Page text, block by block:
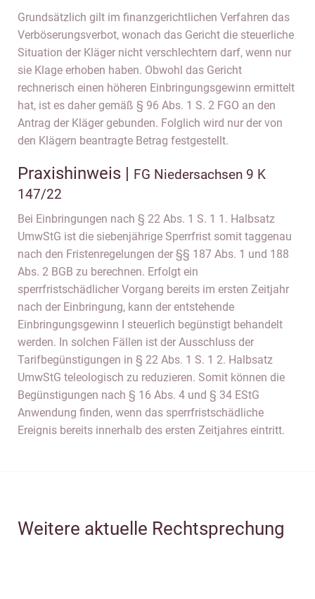
Grundsätzlich gilt im finanzgerichtlichen Verfahren das
Verböserungsverbot, wonach das Gericht die steuerliche
Situation der Kläger nicht verschlechtern darf, wenn nur
sie Klage erhoben haben. Obwohl das Gericht
rechnerisch einen höheren Einbringungsgewinn ermittelt
hat, ist es daher gemäß § 96 Abs. 1 S. 2 FGO an den
Antrag der Kläger gebunden. Folglich wird nur der von
den Klägern beantragte Betrag festgestellt.
Praxishinweis | FG Niedersachsen 9 K
147/22
Bei Einbringungen nach § 22 Abs. 1 S. 1 1. Halbsatz
UmwStG ist die siebenjährige Sperrfrist somit taggenau
nach den Fristenregelungen der §§ 187 Abs. 1 und 188
Abs. 2 BGB zu berechnen. Erfolgt ein
sperrfristschädlicher Vorgang bereits im ersten Zeitjahr
nach der Einbringung, kann der entstehende
Einbringungsgewinn I steuerlich begünstigt behandelt
werden. In solchen Fällen ist der Ausschluss der
Tarifbegünstigungen in § 22 Abs. 1 S. 1 2. Halbsatz
UmwStG teleologisch zu reduzieren. Somit können die
Begünstigungen nach § 16 Abs. 4 und § 34 EStG
Anwendung finden, wenn das sperrfristschädliche
Ereignis bereits innerhalb des ersten Zeitjahres eintritt.
Weitere aktuelle Rechtsprechung